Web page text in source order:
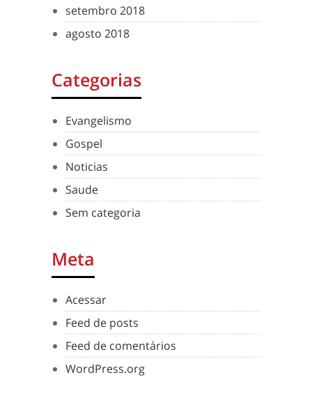
setembro 2018
agosto 2018
Categorias
Evangelismo
Gospel
Noticias
Saude
Sem categoria
Meta
Acessar
Feed de posts
Feed de comentários
WordPress.org